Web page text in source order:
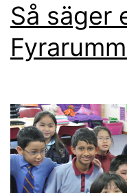
Så säger